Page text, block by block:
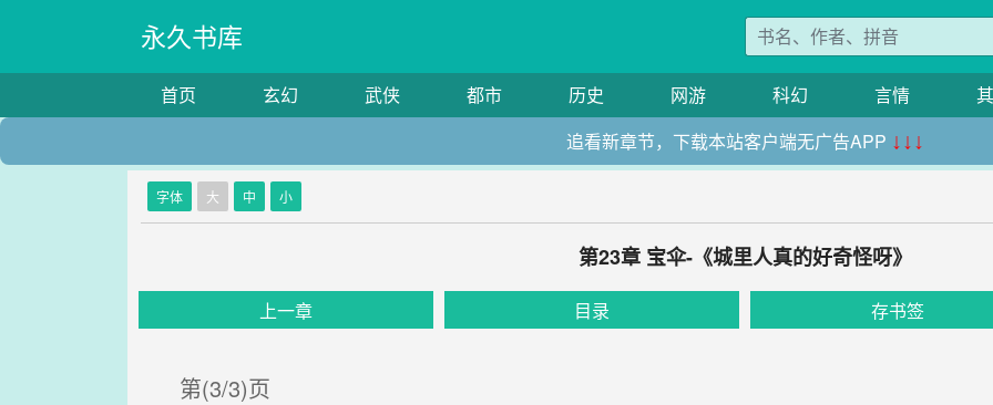
永久书库
首页 玄幻 武侠 都市 历史 网游 科幻 言情
追看新章节，下载本站客户端无广告APP ↓↓↓
字体 大 中 小
第23章 宝伞-《城里人真的好奇怪呀》
上一章 目录 存书签
第(3/3)页